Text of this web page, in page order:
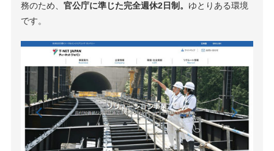
務のため、官公庁に準じた完全週休2日制。 ゆとりある環境
です。